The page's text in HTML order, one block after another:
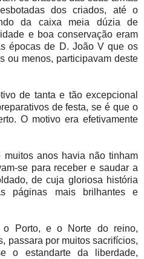
dos criados, até o
da caixa meia dúzia de
e boa conservação eram
épocas de D. João V que os
ou menos, participavam deste
de tanta e tão excepcional
de festa, se é que o
O motivo era efetivamente
anos havia não tinham
se para receber e saudar a
de cuja gloriosa história
páginas mais brilhantes e
Porto, e o Norte do reino,
passara por muitos sacrifícios,
o estandarte da liberdade,